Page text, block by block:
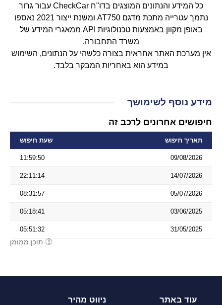
כל המידע והנתונים המוצגים בדו"ח CheckCar עבור גרור
נתמך עטרייה מתכת מדגם AT750 ומשנת ייצור 2021 נאספו
באופן מקוון באמצעות טכנולוגיות API ממאגרי המידע של
משרד התחבורה.
אין מערכת האתר אחראית בצורה כלשהי על הנתונים, השימוש
במידע הוא באחריות המבקר בלבד.
מידע נוסף לשימושך
חיפושים אחרונים לרכב זה
תאריך חיפוש שעת חיפוש
09/08/2026
11:59:50
14/07/2026
22:11:14
05/07/2026
08:31:57
03/06/2025
05:18:41
31/05/2025
05:51:32
תוכן ממומן
עוד באתר ניווט מהיר